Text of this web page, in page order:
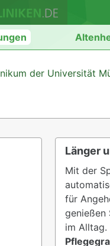
der Universität
Länger
Mit der
für
genießen
im Alltag.